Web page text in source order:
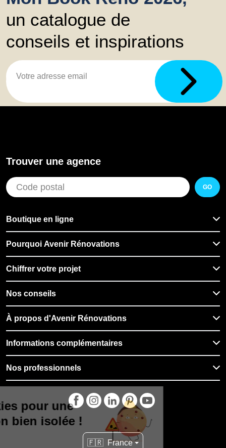
un catalogue de
conseils et inspirations
Trouver une agence
GO
Boutique en ligne
Pourquoi Avenir Rénovations
Chiffrer votre projet
Nos conseils
À propos d'Avenir Rénovations
Informations complémentaires
Nos professionnels
🇫🇷 France